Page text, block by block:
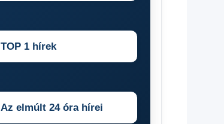
TOP 1 hírek
Az elmúlt 24 óra hírei